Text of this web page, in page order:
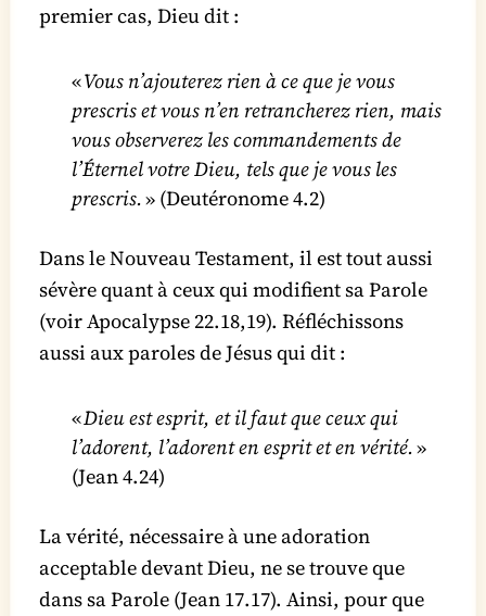
premier cas, Dieu dit :
«Vous n’ajouterez rien à ce que je vous
prescris et vous n’en retrancherez rien, mais
vous observerez les commandements de
l’Éternel votre Dieu, tels que je vous les
prescris.» (Deutéronome 4.2)
Dans le Nouveau Testament, il est tout aussi
sévère quant à ceux qui modifient sa Parole
(voir Apocalypse 22.18,19). Réfléchissons
aussi aux paroles de Jésus qui dit :
«Dieu est esprit, et il faut que ceux qui
l’adorent, l’adorent en esprit et en vérité.»
(Jean 4.24)
La vérité, nécessaire à une adoration
acceptable devant Dieu, ne se trouve que
dans sa Parole (Jean 17.17). Ainsi, pour que